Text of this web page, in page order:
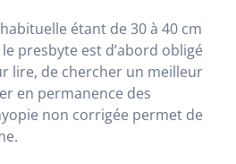
étant de 30 à 40 cm
presbyte est d’abord obligé
lire, de chercher un meilleur
en permanence des
non corrigée permet de